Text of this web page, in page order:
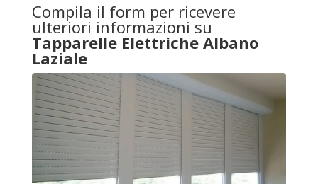
Compila il form per ricevere
ulteriori informazioni su
Tapparelle Elettriche Albano
Laziale